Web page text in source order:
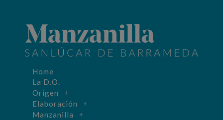
Home
La D.O.
Origen
Elaboración
Manzanilla